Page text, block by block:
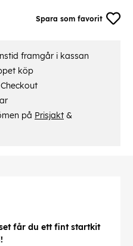
Spara som favorit
framgår i kassan
köp
på Prisjakt &
får du ett fint startkit